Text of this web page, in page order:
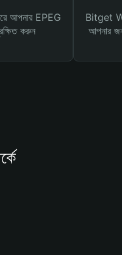
আপনার EPEG
করুন
Bitget
আপনার